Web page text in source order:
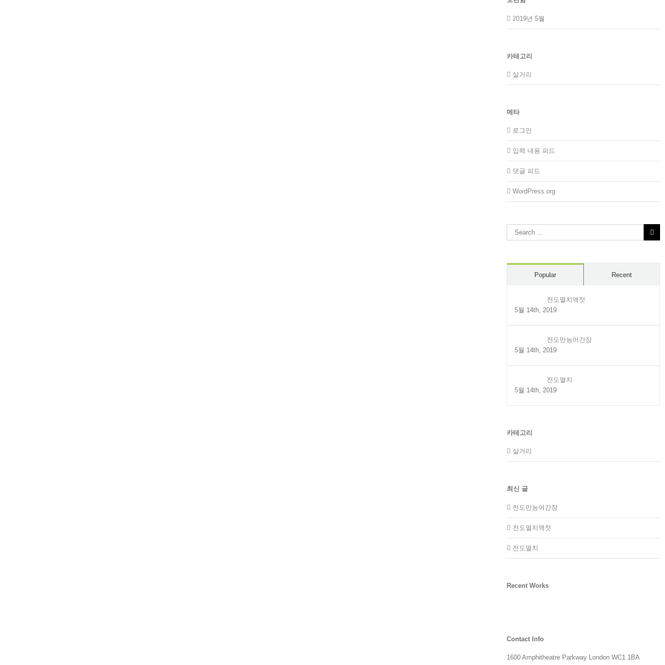
2019년 5월
카테고리
살거리
메타
로그인
입력 내용 피드
댓글 피드
WordPress.org
Search
for:
Popular Recent
전도멸치액젓
5월 14th, 2019
전도만능어간장
5월 14th, 2019
전도멸치
5월 14th, 2019
카테고리
살거리
최신 글
전도만능어간장
전도멸치액젓
전도멸치
Recent Works
Contact Info
1600 Amphitheatre Parkway London WC1 1BA